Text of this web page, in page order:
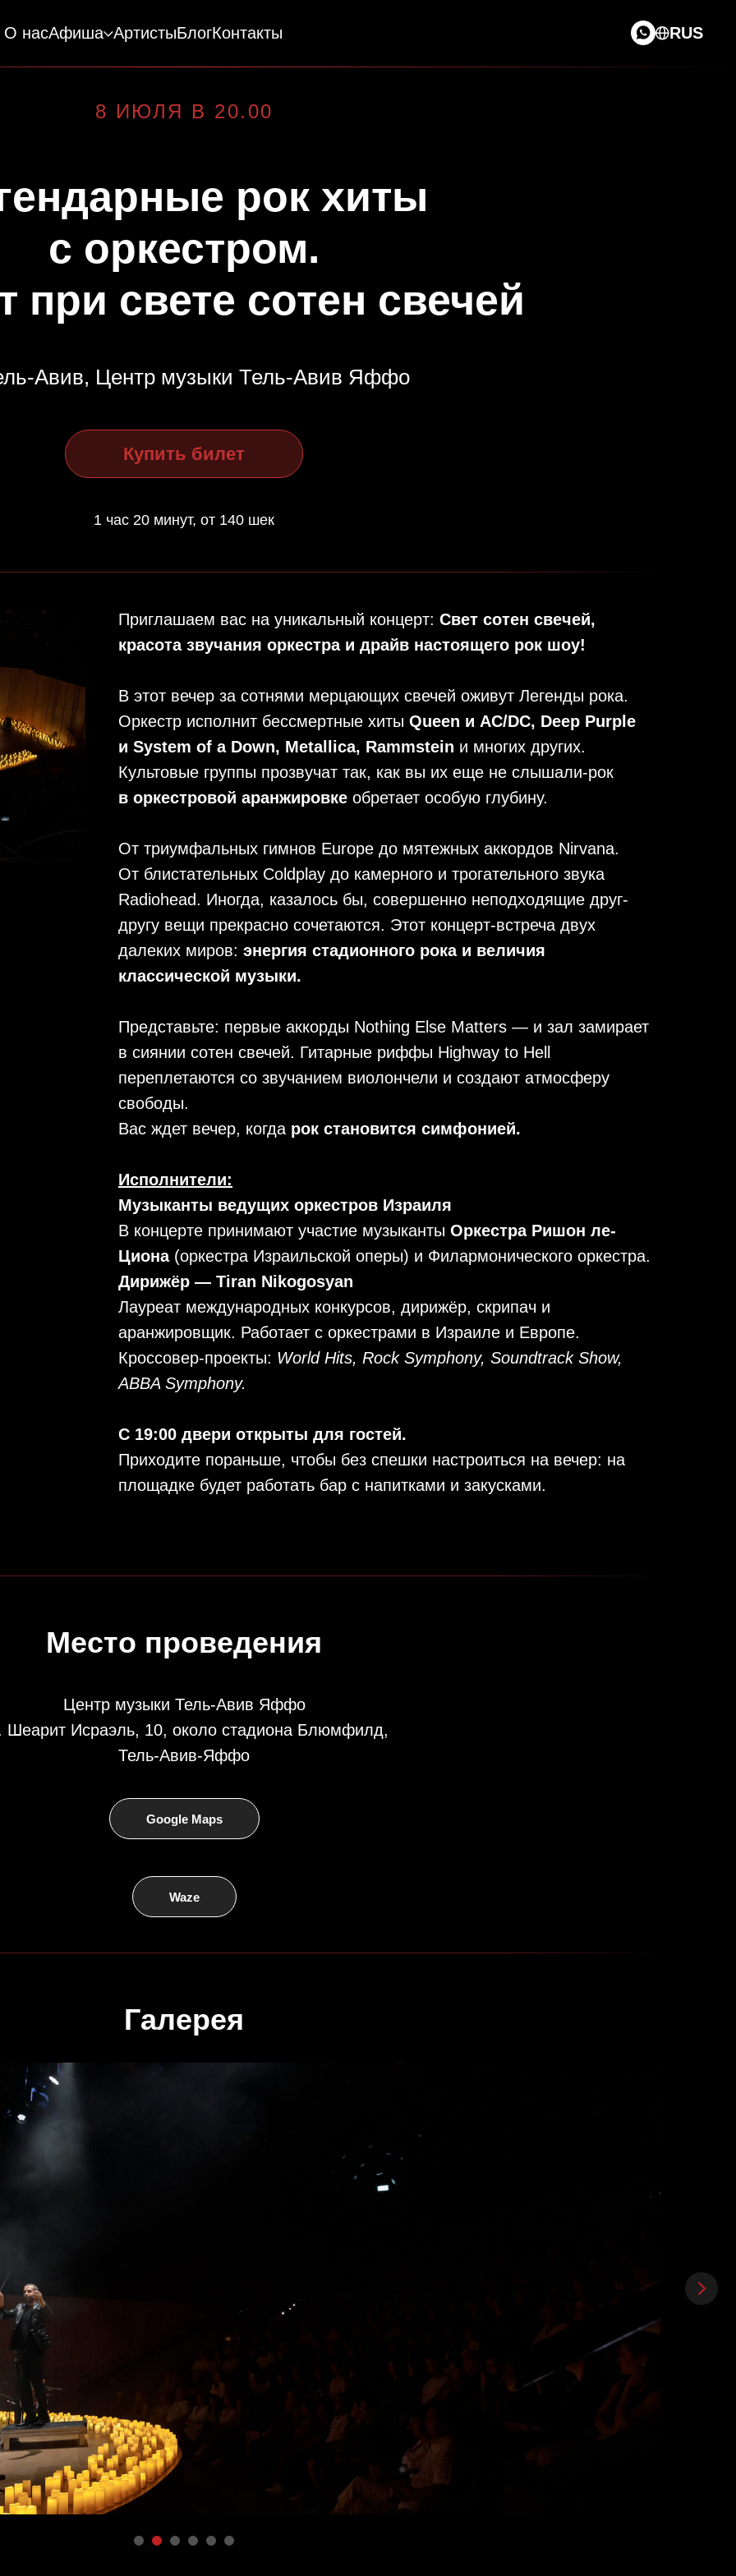
О насАфиша АртистыБлогКонтакты RUS
8 ИЮЛЯ В 20.00
рок хиты
с оркестром.
при свете сотен свечей
Авив, Центр музыки Тель-Авив Яффо
Купить билет
1 час 20 минут, от 140 шек
Приглашаем вас на уникальный концерт: Свет сотен свечей,
красота звучания оркестра и драйв настоящего рок шоу!
В этот вечер за сотнями мерцающих свечей оживут Легенды рока.
Оркестр исполнит бессмертные хиты Queen и AC/DC, Deep Purple
и System of a Down, Metallica, Rammstein и многих других.
Культовые группы прозвучат так, как вы их еще не слышали-рок
в оркестровой аранжировке обретает особую глубину.
От триумфальных гимнов Europe до мятежных аккордов Nirvana.
От блистательных Coldplay до камерного и трогательного звука
Radiohead. Иногда, казалось бы, совершенно неподходящие друг-
другу вещи прекрасно сочетаются. Этот концерт-встреча двух
далеких миров: энергия стадионного рока и величия
классической музыки.
Представьте: первые аккорды Nothing Else Matters — и зал замирает
в сиянии сотен свечей. Гитарные риффы Highway to Hell
переплетаются со звучанием виолончели и создают атмосферу
свободы.
Вас ждет вечер, когда рок становится симфонией.
Исполнители:
Музыканты ведущих оркестров Израиля
В концерте принимают участие музыканты Оркестра Ришон ле-
Циона(оркестра Израильской оперы) и Филармонического оркестра.
Дирижёр — Tiran Nikogosyan
Лауреат международных конкурсов, дирижёр, скрипач и
аранжировщик. Работает с оркестрами в Израиле и Европе.
Кроссовер-проекты: World Hits, Rock Symphony, Soundtrack Show,
ABBA Symphony.
С 19:00 двери открыты для гостей.
Приходите пораньше, чтобы без спешки настроиться на вечер: на
площадке будет работать бар с напитками и закусками.
Место проведения
Центр музыки Тель-Авив Яффо
Шеарит Исраэль, 10, около стадиона Блюмфилд,
Тель-Авив-Яффо
Google Maps
Waze
Галерея